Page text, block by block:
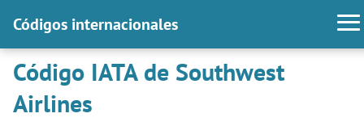
Códigos internacionales
Código IATA de Southwest
Airlines